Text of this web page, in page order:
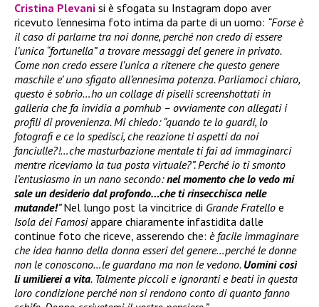
Cristina Plevani si è sfogata su Instagram dopo aver
ricevuto l’ennesima foto intima da parte di un uomo: “Forse è
il caso di parlarne tra noi donne, perché non credo di essere
l’unica “fortunella” a trovare messaggi del genere in privato.
Come non credo essere l’unica a ritenere che questo genere
maschile e’ uno sfigato all’ennesima potenza. Parliamoci chiaro,
questo è sobrio…ho un collage di piselli screenshottati in
galleria che fa invidia a pornhub – ovviamente con allegati i
profili di provenienza. Mi chiedo: “quando te lo guardi, lo
fotografi e ce lo spedisci, che reazione ti aspetti da noi
fanciulle?!…che masturbazione mentale ti fai ad immaginarci
mentre riceviamo la tua posta virtuale?”. Perché io ti smonto
l’entusiasmo in un nano secondo:nel momento che lo vedo mi
sale un desiderio dal profondo…che ti rinsecchisca nelle
mutande!”Nel lungo post la vincitrice di Grande Fratello e
Isola dei Famosiappare chiaramente infastidita dalle
continue foto che riceve, asserendo che: è facile immaginare
che idea hanno della donna esseri del genere…perché le donne
non le conoscono…le guardano ma non le vedono. Uomini così
li umilierei a vita. Talmente piccoli e ignoranti e beati in questa
loro condizione perché non si rendono conto di quanto fanno